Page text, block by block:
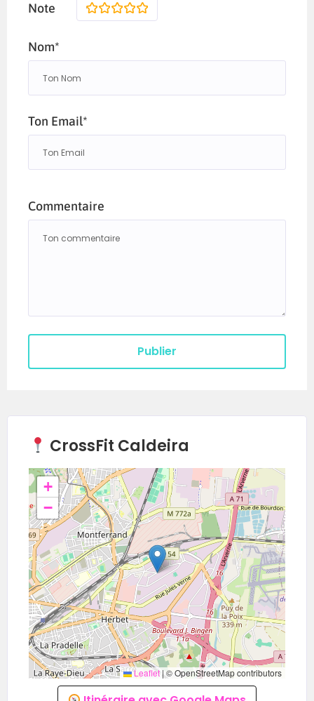
Note 5
4
3
2
Nom*
Ton Email*
Commentaire
CrossFit Caldeira
+
−
Leaflet|© OpenStreetMap contributors